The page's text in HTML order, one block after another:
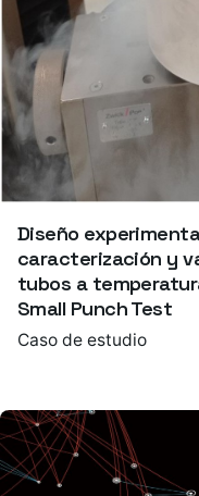
Diseño
caracterización y
tubos a
Small Punch Test
Caso de estudio